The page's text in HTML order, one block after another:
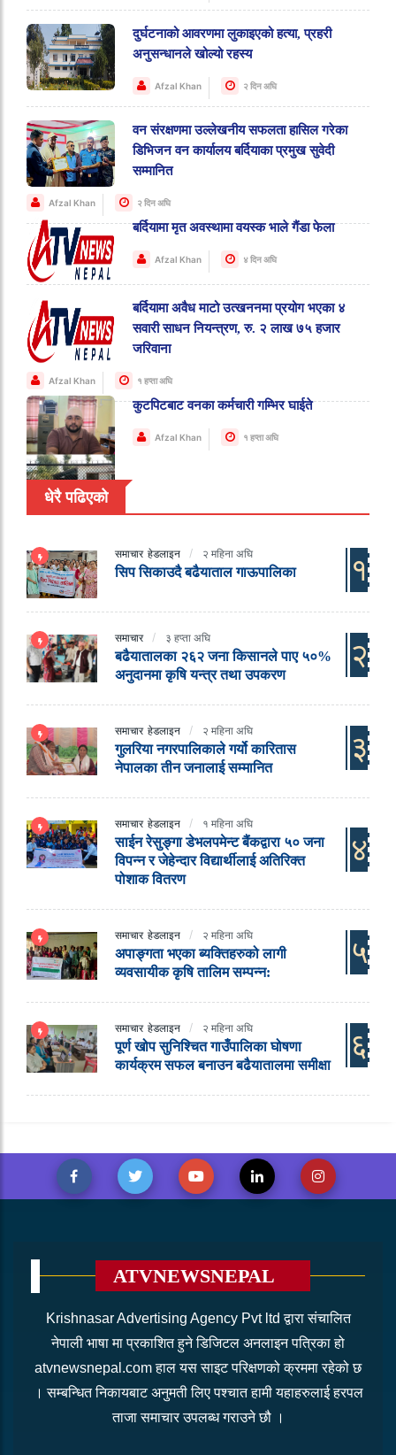
दुर्घटनाको आवरणमा लुकाइएको हत्या, प्रहरी
अनुसन्धानले खोल्यो रहस्य
Afzal Khan २ दिन अघि
वन संरक्षणमा उल्लेखनीय सफलता हासिल गरेका
डिभिजन वन कार्यालय बर्दियाका प्रमुख सुवेदी
सम्मानित
Afzal Khan २ दिन अघि
बर्दियामा मृत अवस्थामा वयस्क भाले गैंडा फेला
Afzal Khan ४ दिन अघि
बर्दियामा अवैध माटो उत्खननमा प्रयोग भएका ४
सवारी साधन नियन्त्रण, रु. २ लाख ७५ हजार
जरिवाना
Afzal Khan १ हप्ता अघि
कुटपिटबाट वनका कर्मचारी गम्भिर घाईते
Afzal Khan १ हप्ता अघि
धेरै पढिएको
समाचार हेडलाइन २ महिना अघि
सिप सिकाउदै बढैयाताल गाऊपालिका १
समाचार ३ हप्ता अघि
बढैयातालका २६२ जना किसानले पाए ५०%
अनुदानमा कृषि यन्त्र तथा उपकरण
२
समाचार हेडलाइन २ महिना अघि
गुलरिया नगरपालिकाले गर्यो कारितास
नेपालका तीन जनालाई सम्मानित
३
समाचार हेडलाइन १ महिना अघि
साईन रेसुङ्गा डेभलपमेन्ट बैंकद्वारा ५० जना
विपन्न र जेहेन्दार विद्यार्थीलाई अतिरिक्त
पोशाक वितरण
४
समाचार हेडलाइन २ महिना अघि
अपाङ्गता भएका ब्यक्तिहरुको लागी
व्यवसायीक कृषि तालिम सम्पन्न:
५
समाचार हेडलाइन २ महिना अघि
पूर्ण खोप सुनिश्चित गाउँपालिका घोषणा
कार्यक्रम सफल बनाउन बढैयातालमा समीक्षा
६
ATVNEWSNEPAL
Krishnasar Advertising Agency Pvt ltd द्वारा संचालित
नेपाली भाषा मा प्रकाशित हुने डिजिटल अनलाइन पत्रिका हो
atvnewsnepal.com हाल यस साइट परिक्षणको क्रममा रहेको छ
। सम्बन्धित निकायबाट अनुमती लिए पश्चात हामी यहाहरुलाई हरपल
ताजा समाचार उपलब्ध गराउने छौ ।